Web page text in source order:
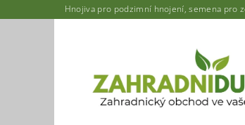
Hnojiva pro podzimní hnojení, semena pro